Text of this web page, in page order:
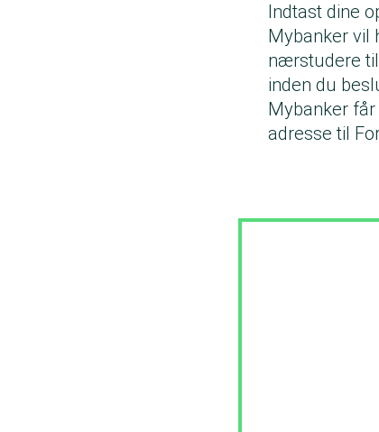
Indtast dine
Mybanker vil
nærstudere
inden du
Mybanker
adresse til